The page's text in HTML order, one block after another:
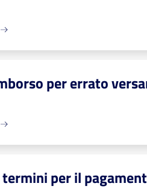
per errato
per il